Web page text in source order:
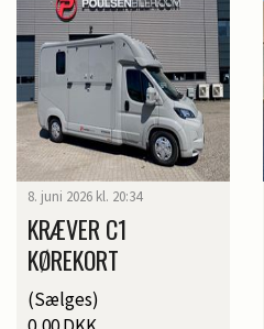
8. juni 2026 kl. 20:34
KRÆVER C1
KØREKORT
(Sælges)